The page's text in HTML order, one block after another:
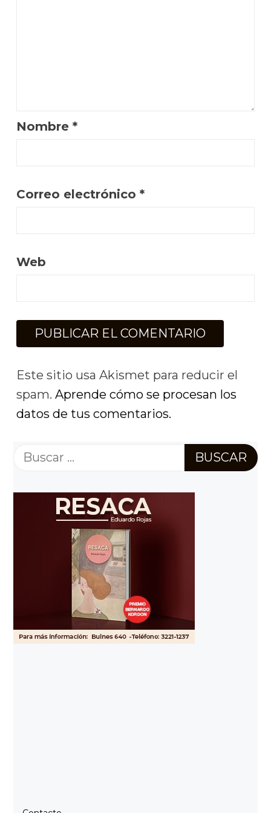
Nombre *
Correo electrónico *
Web
Este sitio usa Akismet para reducir el
spam. Aprende cómo se procesan los
datos de tus comentarios.
Buscar: